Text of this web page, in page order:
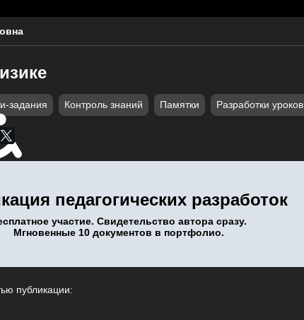
задания Контроль знаний Памятки Разработки уроков
педагогических разработок
участие. Свидетельство автора сразу.
Мгновенные 10 документов в портфолио.
публикации: